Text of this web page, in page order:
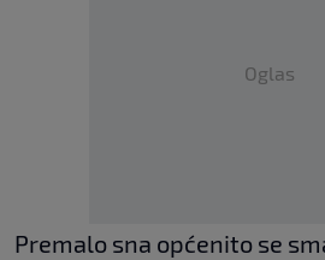
Oglas
Premalo sna općenito se